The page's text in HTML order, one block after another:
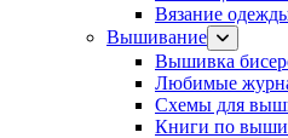
Вязание
Вышивание
Вышивка
Любимые
Схемы для
Книги по